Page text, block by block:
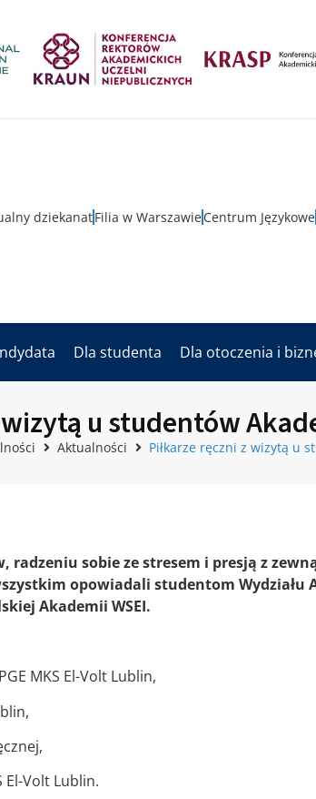
dziekanatFilia w WarszawieCentrum Językowe
Dla studenta Dla otoczenia i
u studentów
Aktualności Piłkarze ręczni z wizytą u
radzeniu sobie ze stresem i presją z
opowiadali studentom Wydziału
Akademii WSEI.
MKS El-Volt Lublin,
El-Volt Lublin.